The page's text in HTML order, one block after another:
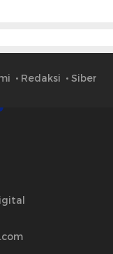
Redaksi Siber